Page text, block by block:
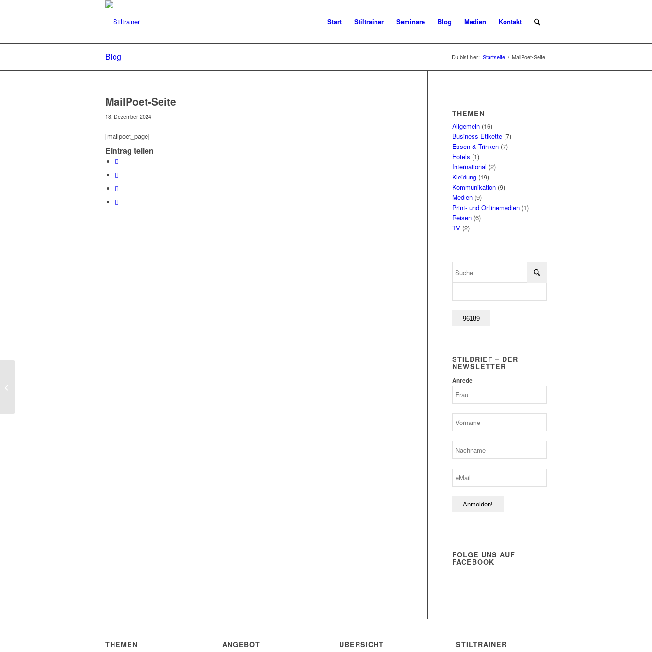
Start Stiltrainer Seminare Blog Medien Kontakt
Blog Du bist hier: Startseite / MailPoet-Seite
MailPoet-Seite
18. Dezember 2024
[mailpoet_page]
Eintrag teilen
THEMEN
Allgemein (16)
Business-Etikette (7)
Essen & Trinken (7)
Hotels (1)
International (2)
Kleidung (19)
Kommunikation (9)
Medien (9)
Print- und Onlinemedien (1)
Reisen (6)
TV (2)
STILBRIEF – DER
NEWSLETTER
Anrede
FOLGE UNS AUF
FACEBOOK
THEMEN ANGEBOT ÜBERSICHT STILTRAINER